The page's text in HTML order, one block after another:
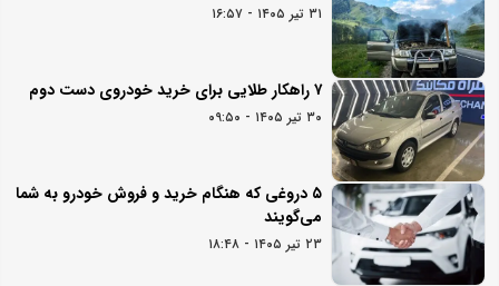
۳۱ تیر ۱۴۰۵ - ۱۶:۵۷
۷ راهکار طلایی برای خرید خودروی دست دوم
۳۰ تیر ۱۴۰۵ - ۰۹:۵۰
۵ دروغی که هنگام خرید و فروش خودرو به شما
می‌گویند
۲۳ تیر ۱۴۰۵ - ۱۸:۴۸